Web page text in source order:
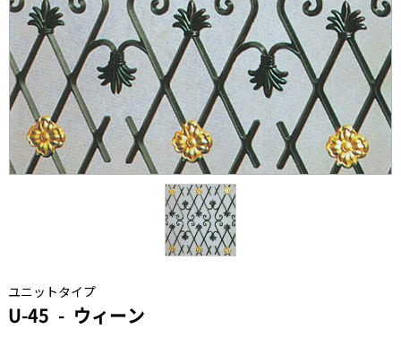
ユニットタイプ
U-45 ウィーン